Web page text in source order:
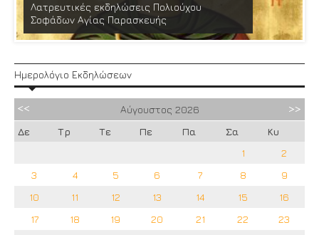
Λατρευτικές εκδηλώσεις Πολιούχου
Σοφάδων Αγίας Παρασκευής
Ημερολόγιο Εκδηλώσεων
Αύγουστος 2026
Δε
Τρ Τε Πε Πα Σα
Κυ
1
2
3
4 5 6 7 8
9
10
11 12 13 14 15
16
17
18 19 20 21 22 23